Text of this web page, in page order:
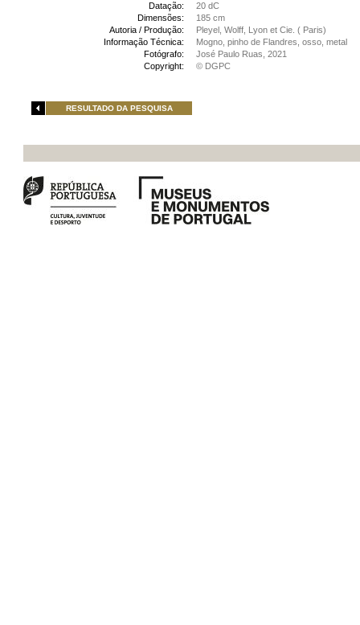
Datação:
20 dC
Dimensões:
185 cm
Autoria / Produção:
Pleyel, Wolff, Lyon et Cie. ( Paris)
Informação Técnica:
Mogno, pinho de Flandres, osso, metal
Fotógrafo:
José Paulo Ruas, 2021
Copyright:
© DGPC
RESULTADO DA PESQUISA